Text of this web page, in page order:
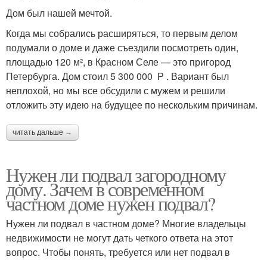
Дом был нашей мечтой.
Когда мы собрались расширяться, то первым делом
подумали о доме и даже съездили посмотреть один,
площадью 120 м², в Красном Селе — это пригород
Петербурга. Дом стоил 5 300 000 Р . Вариант был
неплохой, но мы все обсудили с мужем и решили
отложить эту идею на будущее по нескольким причинам.
читать дальше →
Нужен ли подвал загородному
дому. Зачем в современном
частном доме нужен подвал?
Нужен ли подвал в частном доме? Многие владельцы
недвижимости не могут дать четкого ответа на этот
вопрос. Чтобы понять, требуется или нет подвал в